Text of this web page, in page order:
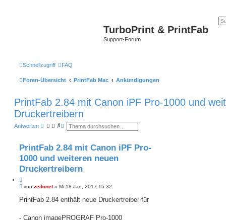
TurboPrint & PrintFab
Support-Forum
Schnellzugriff FAQ
Foren-Übersicht PrintFab Mac Ankündigungen
PrintFab 2.84 mit Canon iPF Pro-1000 und
Druckertreibern
Antworten
S
e
E
i
e
r
t
S
h
PrintFab 2.84 mit Canon iPF Pro-
1000 und weiteren neuen
Druckertreibern
i
B
i
a
von zedonet» Mi 18 Jan, 2017 15:32
PrintFab 2.84 enthält neue Druckertreiber für
- Canon imagePROGRAF Pro-1000